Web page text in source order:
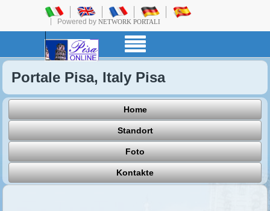
Powered by NETWORK PORTALI
Portale Pisa, Italy Pisa
Home
Standort
Foto
Kontakte